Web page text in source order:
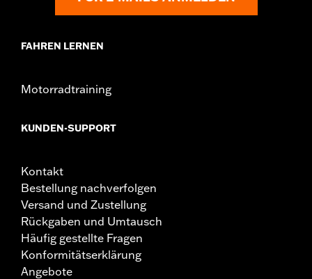
FAHREN LERNEN
Motorradtraining
KUNDEN-SUPPORT
Kontakt
Bestellung nachverfolgen
Versand und Zustellung
Rückgaben und Umtausch
Häufig gestellte Fragen
Konformitätserklärung
Angebote